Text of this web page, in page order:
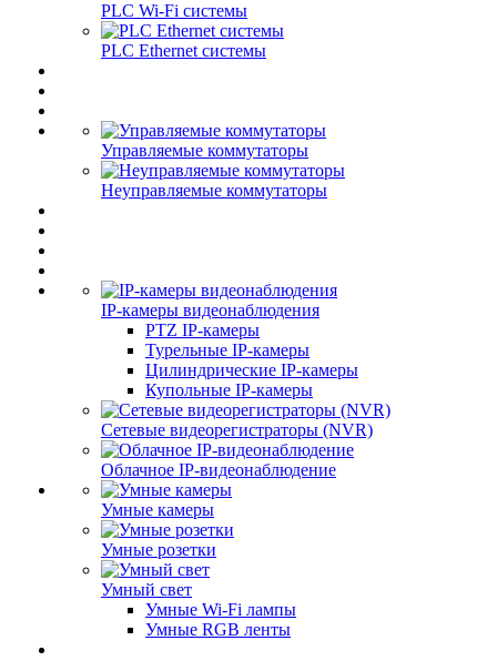
PLC Wi-Fi системы
PLC Ethernet системы
Управляемые коммутаторы
Неуправляемые коммутаторы
IP-камеры видеонаблюдения
PTZ IP-камеры
Турельные IP-камеры
Цилиндрические IP-камеры
Купольные IP-камеры
Сетевые видеорегистраторы (NVR)
Облачное IP-видеонаблюдение
Умные камеры
Умные розетки
Умный свет
Умные Wi-Fi лампы
Умные RGB ленты